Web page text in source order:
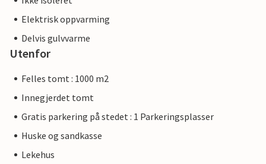
Elektrisk oppvarming
Delvis gulvvarme
Utenfor
Felles tomt : 1000 m2
Innegjerdet tomt
Gratis parkering på stedet : 1 Parkeringsplasser
Huske og sandkasse
Lekehus